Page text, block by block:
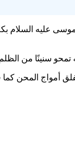
موسى عليه السلام
سنينًا من
أمواج المحن